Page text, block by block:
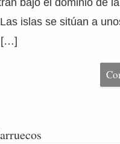
bajo el dominio de
islas se sitúan a
[…]